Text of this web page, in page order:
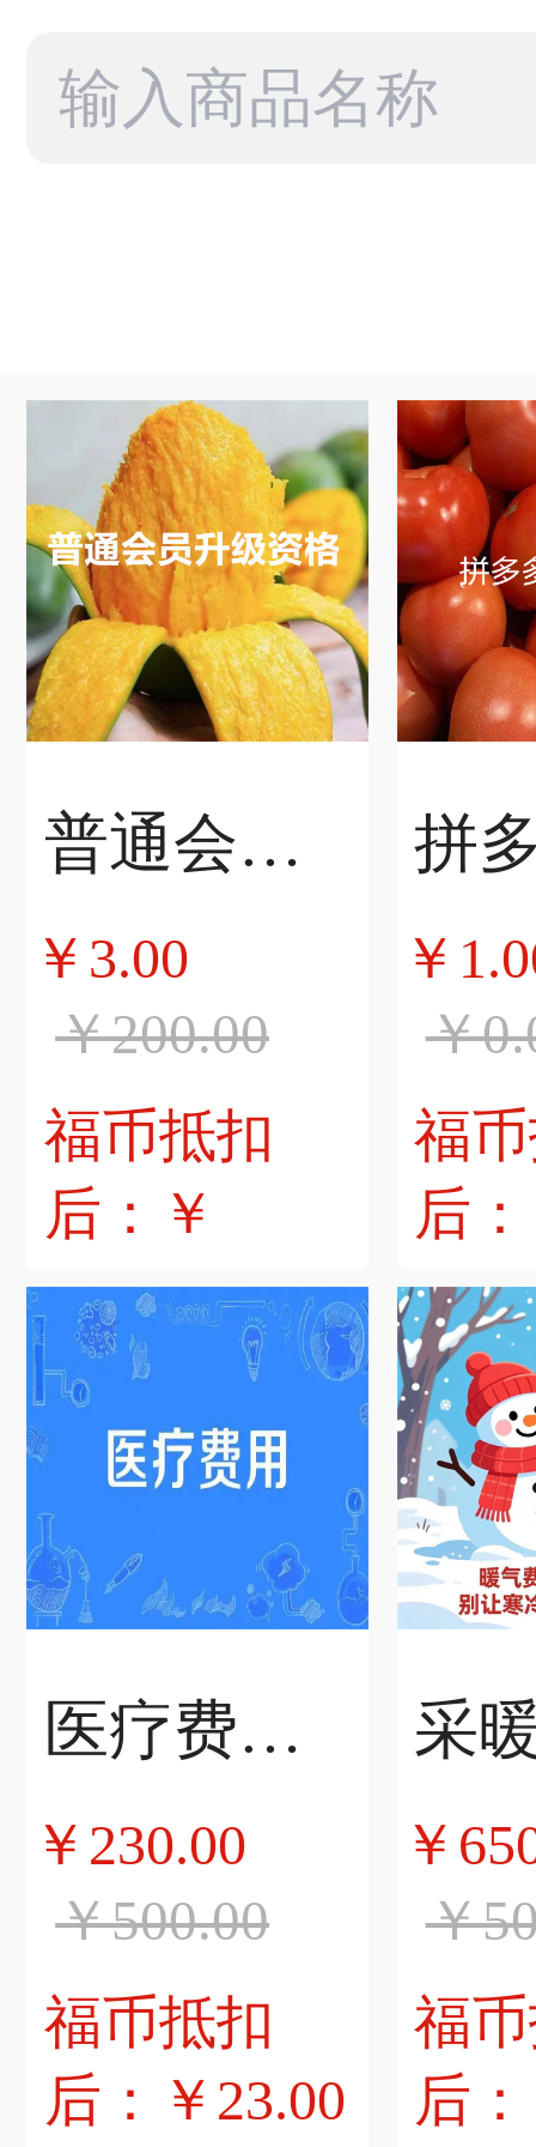
普通会员升级资格
￥3.00
￥200.00
福币抵扣
后：￥
￥
￥
福
后
医疗费补贴200元
￥230.00
￥500.00
福币抵扣
后：￥23.00
采
￥
￥
福
后：